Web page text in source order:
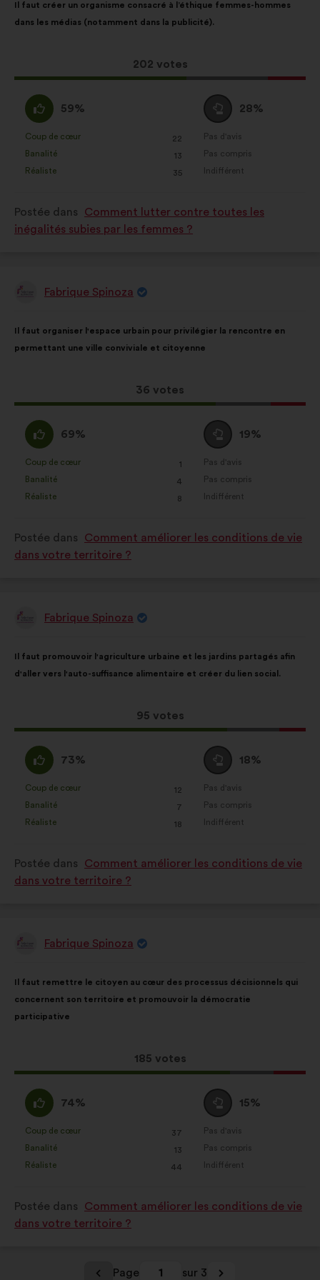
de
la
Il faut créer un organisme consacré à l’éthique femmes-hommes
dans les médias (notamment dans la publicité).
Cette
proposition
202 votes
pour
répartition
D'accord
:
59%
qualifiée
en
Coup de cœur
: 22
fois
Banalité
: 13
fois
Réaliste
: 35
fois
Vote
neutre
:
28%
qualifiée
Pas d'avis
:fois
Pas compris
:fois
Indifférent
:fois
Postée dans
Comment lutter contre toutes les
inégalités subies par les femmes ?
PropositionFabrique Spinoza
de
la
Il faut organiser l'espace urbain pour privilégier la rencontre en
permettant une ville conviviale et citoyenne
Cette
proposition
36 votes
pour
répartition
D'accord
:
69%
qualifiée
en
Coup de cœur
: 1
fois
Banalité
: 4
fois
Réaliste
: 8
fois
Vote
neutre
:
19%
qualifiée
Pas d'avis
:fois
Pas compris
:fois
Indifférent
:fois
Postée dans
Comment améliorer les conditions de vie
dans votre territoire ?
PropositionFabrique Spinoza
de
la
Il faut promouvoir l'agriculture urbaine et les jardins partagés afin
d'aller vers l'auto-suffisance alimentaire et créer du lien social.
Cette
proposition
95 votes
pour
répartition
D'accord
:
73%
qualifiée
en
Coup de cœur
: 12
fois
Banalité
: 7
fois
Réaliste
: 18
fois
Vote
neutre
:
18%
qualifiée
Pas d'avis
:fois
Pas compris
:fois
Indifférent
:fois
Postée dans
Comment améliorer les conditions de vie
dans votre territoire ?
PropositionFabrique Spinoza
de
la
proposition
Il faut remettre le citoyen au cœur des processus décisionnels qui
concernent son territoire et promouvoir la démocratie
participative
Cette
proposition
185 votes
pour
répartition
:
D'accord
:
74%
qualifiée
en
Coup de cœur
: 37
fois
Banalité
: 13
fois
Réaliste
: 44
fois
Vote
neutre
:
15%
qualifiée
Pas d'avis
:fois
Pas compris
:fois
Indifférent
:fois
Postée dans
Comment améliorer les conditions de vie
dans votre territoire ?
Page 1 sur 3